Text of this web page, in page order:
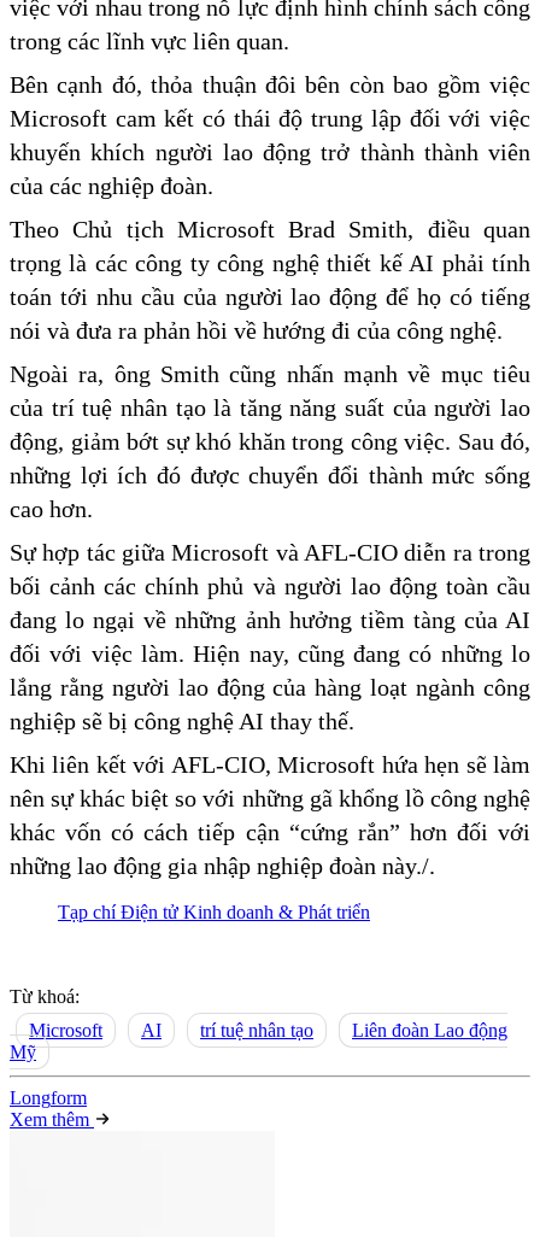
việc với nhau trong nỗ lực định hình chính sách công
trong các lĩnh vực liên quan.
Bên cạnh đó, thỏa thuận đôi bên còn bao gồm việc
Microsoft cam kết có thái độ trung lập đối với việc
khuyến khích người lao động trở thành thành viên
của các nghiệp đoàn.
Theo Chủ tịch Microsoft Brad Smith, điều quan
trọng là các công ty công nghệ thiết kế AI phải tính
toán tới nhu cầu của người lao động để họ có tiếng
nói và đưa ra phản hồi về hướng đi của công nghệ.
Ngoài ra, ông Smith cũng nhấn mạnh về mục tiêu
của trí tuệ nhân tạo là tăng năng suất của người lao
động, giảm bớt sự khó khăn trong công việc. Sau đó,
những lợi ích đó được chuyển đổi thành mức sống
cao hơn.
Sự hợp tác giữa Microsoft và AFL-CIO diễn ra trong
bối cảnh các chính phủ và người lao động toàn cầu
đang lo ngại về những ảnh hưởng tiềm tàng của AI
đối với việc làm. Hiện nay, cũng đang có những lo
lắng rằng người lao động của hàng loạt ngành công
nghiệp sẽ bị công nghệ AI thay thế.
Khi liên kết với AFL-CIO, Microsoft hứa hẹn sẽ làm
nên sự khác biệt so với những gã khổng lồ công nghệ
khác vốn có cách tiếp cận “cứng rắn” hơn đối với
những lao động gia nhập nghiệp đoàn này./.
Tạp chí Điện tử Kinh doanh & Phát triển
Từ khoá:
Microsoft
AI trí tuệ nhân tạo
Liên đoàn Lao động
Mỹ
Longform
Xem thêm